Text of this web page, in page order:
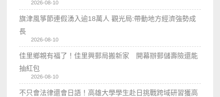
2026-08-10
旗津風箏節連假湧入逾18萬人 觀光局:帶動地方經濟強勢成
長
2026-08-10
佳里鄉親有福了！佳里興郵局搬新家 開幕辦郵儲壽險還能
抽紅包
2026-08-10
不只會法律還會日語！高雄大學學生赴日挑戰跨域研習獲高